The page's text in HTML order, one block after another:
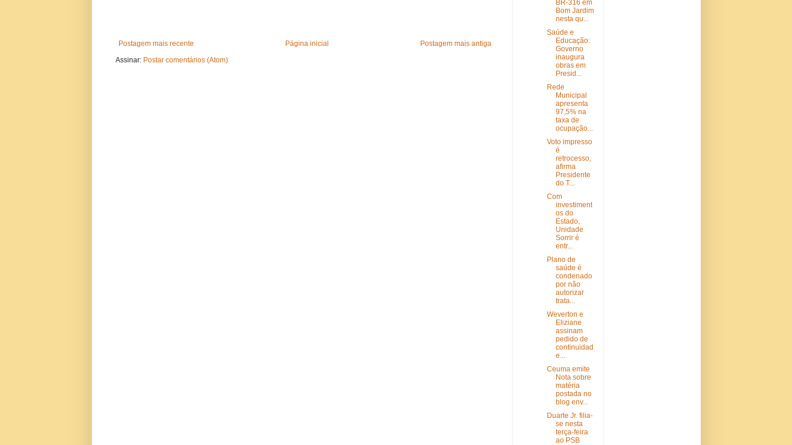
Postagem mais recente Postagem mais antiga
Página inicial
Assinar: Postar comentários (Atom)
BR-316 em
Bom Jardim
nesta qu...
Saúde e
Educação:
Governo
inaugura
obras em
Presid...
Rede
Municipal
apresenta
97,5% na
taxa de
ocupação...
Voto impresso
é
retrocesso,
afirma
Presidente
do T...
Com
investiment
os do
Estado,
Unidade
Sorrir é
entr...
Plano de
saúde é
condenado
por não
autorizar
trata...
Weverton e
Eliziane
assinam
pedido de
continuidad
e...
Ceuma emite
Nota sobre
matéria
postada no
blog env...
Duarte Jr. filia-
se nesta
terça-feira
ao PSB